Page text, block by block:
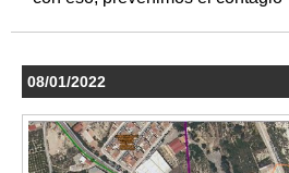
08/01/2022